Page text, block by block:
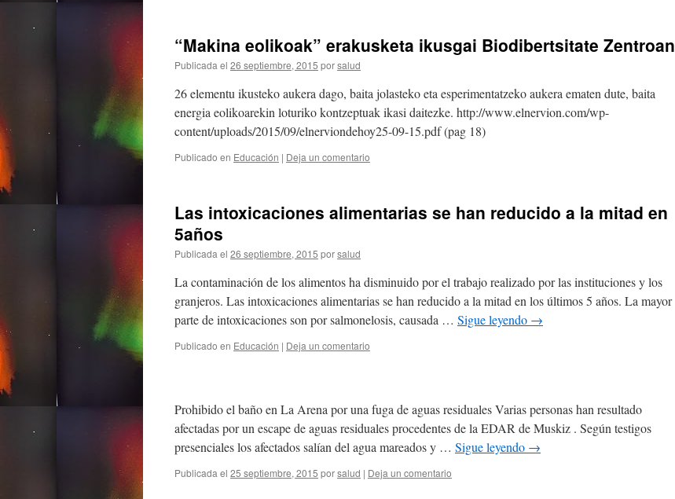
“Makina eolikoak” erakusketa ikusgai Biodibertsitate Zentroan
Publicada el 26 septiembre, 2015 porsalud
26 elementu ikusteko aukera dago, baita jolasteko eta esperimentatzeko aukera ematen dute, baita
energia eolikoarekin loturiko kontzeptuak ikasi daitezke. http://www.elnervion.com/wp-
content/uploads/2015/09/elnerviondehoy25-09-15.pdf (pag 18)
Publicado en Educación | Deja un comentario
Las intoxicaciones alimentarias se han reducido a la mitad en
5años
Publicada el 26 septiembre, 2015 porsalud
La contaminación de los alimentos ha disminuido por el trabajo realizado por las instituciones y los
granjeros. Las intoxicaciones alimentarias se han reducido a la mitad en los últimos 5 años. La mayor
parte de intoxicaciones son por salmonelosis, causada … Sigue leyendo →
Publicado en Educación | Deja un comentario
Prohibido el baño en La Arena por una fuga de aguas residuales Varias personas han resultado
afectadas por un escape de aguas residuales procedentes de la EDAR de Muskiz . Según testigos
presenciales los afectados salían del agua mareados y … Sigue leyendo →
Publicada el 25 septiembre, 2015 porsalud | Deja un comentario